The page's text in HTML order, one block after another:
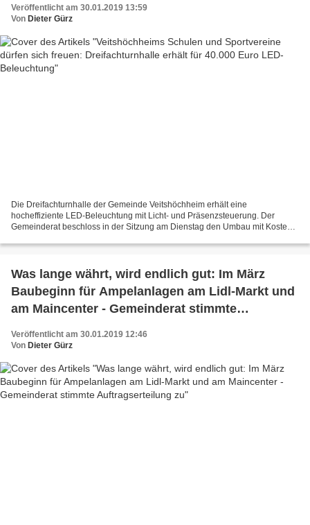
Veröffentlicht am 30.01.2019 13:59
Von Dieter Gürz
Die Dreifachturnhalle der Gemeinde Veitshöchheim erhält eine
hocheffiziente LED-Beleuchtung mit Licht- und Präsenzsteuerung. Der
Gemeinderat beschloss in der Sitzung am Dienstag den Umbau mit Kosten
Was lange währt, wird endlich gut: Im März
Baubeginn für Ampelanlagen am Lidl-Markt und
am Maincenter - Gemeinderat stimmte
Veröffentlicht am 30.01.2019 12:46
Von Dieter Gürz